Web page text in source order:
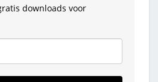
downloads voor